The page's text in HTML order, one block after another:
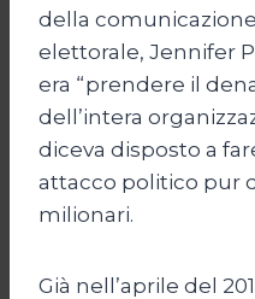
della
elettorale, Jennifer
era “prendere il
dell’intera
diceva disposto a
attacco politico pur
milionari.
Già nell’aprile del